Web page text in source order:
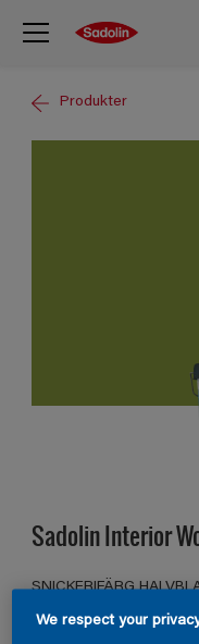
Produkter
Sadolin Interior
SNICKERIFÄRG
We respect your